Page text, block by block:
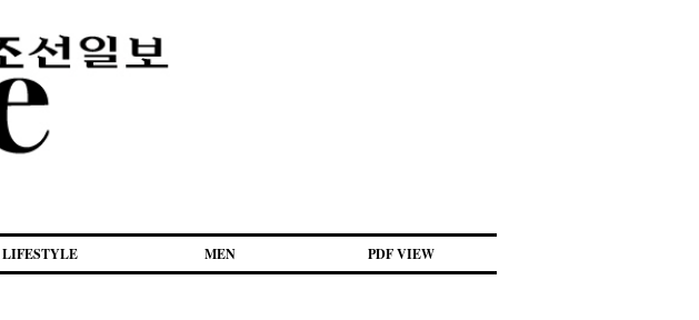
LIFESTYLE MEN PDF VIEW